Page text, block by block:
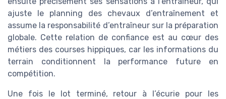
ajuste le planning des chevaux d’entraînement et
assume la responsabilité d’entraîneur sur la préparation
globale. Cette relation de confiance est au cœur des
métiers des courses hippiques, car les informations du
terrain conditionnent la performance future en
compétition.
Une fois le lot terminé, retour à l’écurie pour les